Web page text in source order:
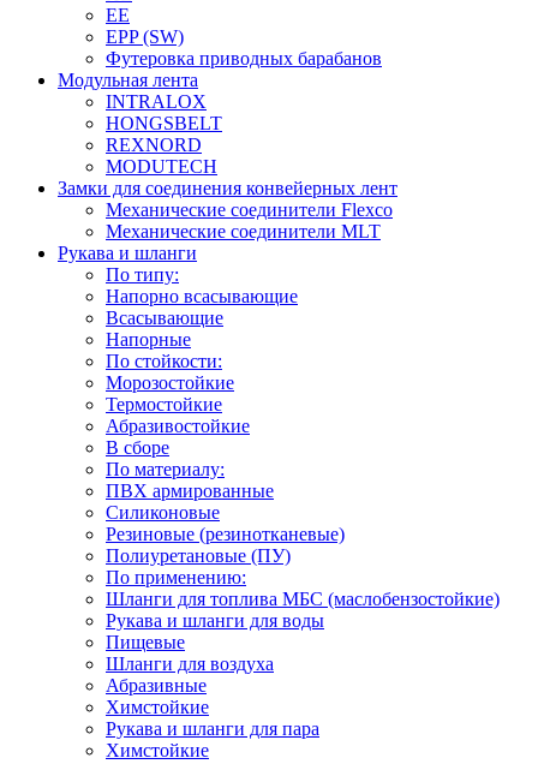
EE
EPP (SW)
Футеровка приводных барабанов
Модульная лента
INTRALOX
HONGSBELT
REXNORD
MODUTECH
Замки для соединения конвейерных лент
Механические соединители Flexco
Механические соединители MLT
Рукава и шланги
По типу:
Напорно всасывающие
Всасывающие
Напорные
По стойкости:
Морозостойкие
Термостойкие
Абразивостойкие
В сборе
По материалу:
ПВХ армированные
Силиконовые
Резиновые (резинотканевые)
Полиуретановые (ПУ)
По применению:
Шланги для топлива МБС (маслобензостойкие)
Рукава и шланги для воды
Пищевые
Шланги для воздуха
Абразивные
Химстойкие
Рукава и шланги для пара
Химстойкие